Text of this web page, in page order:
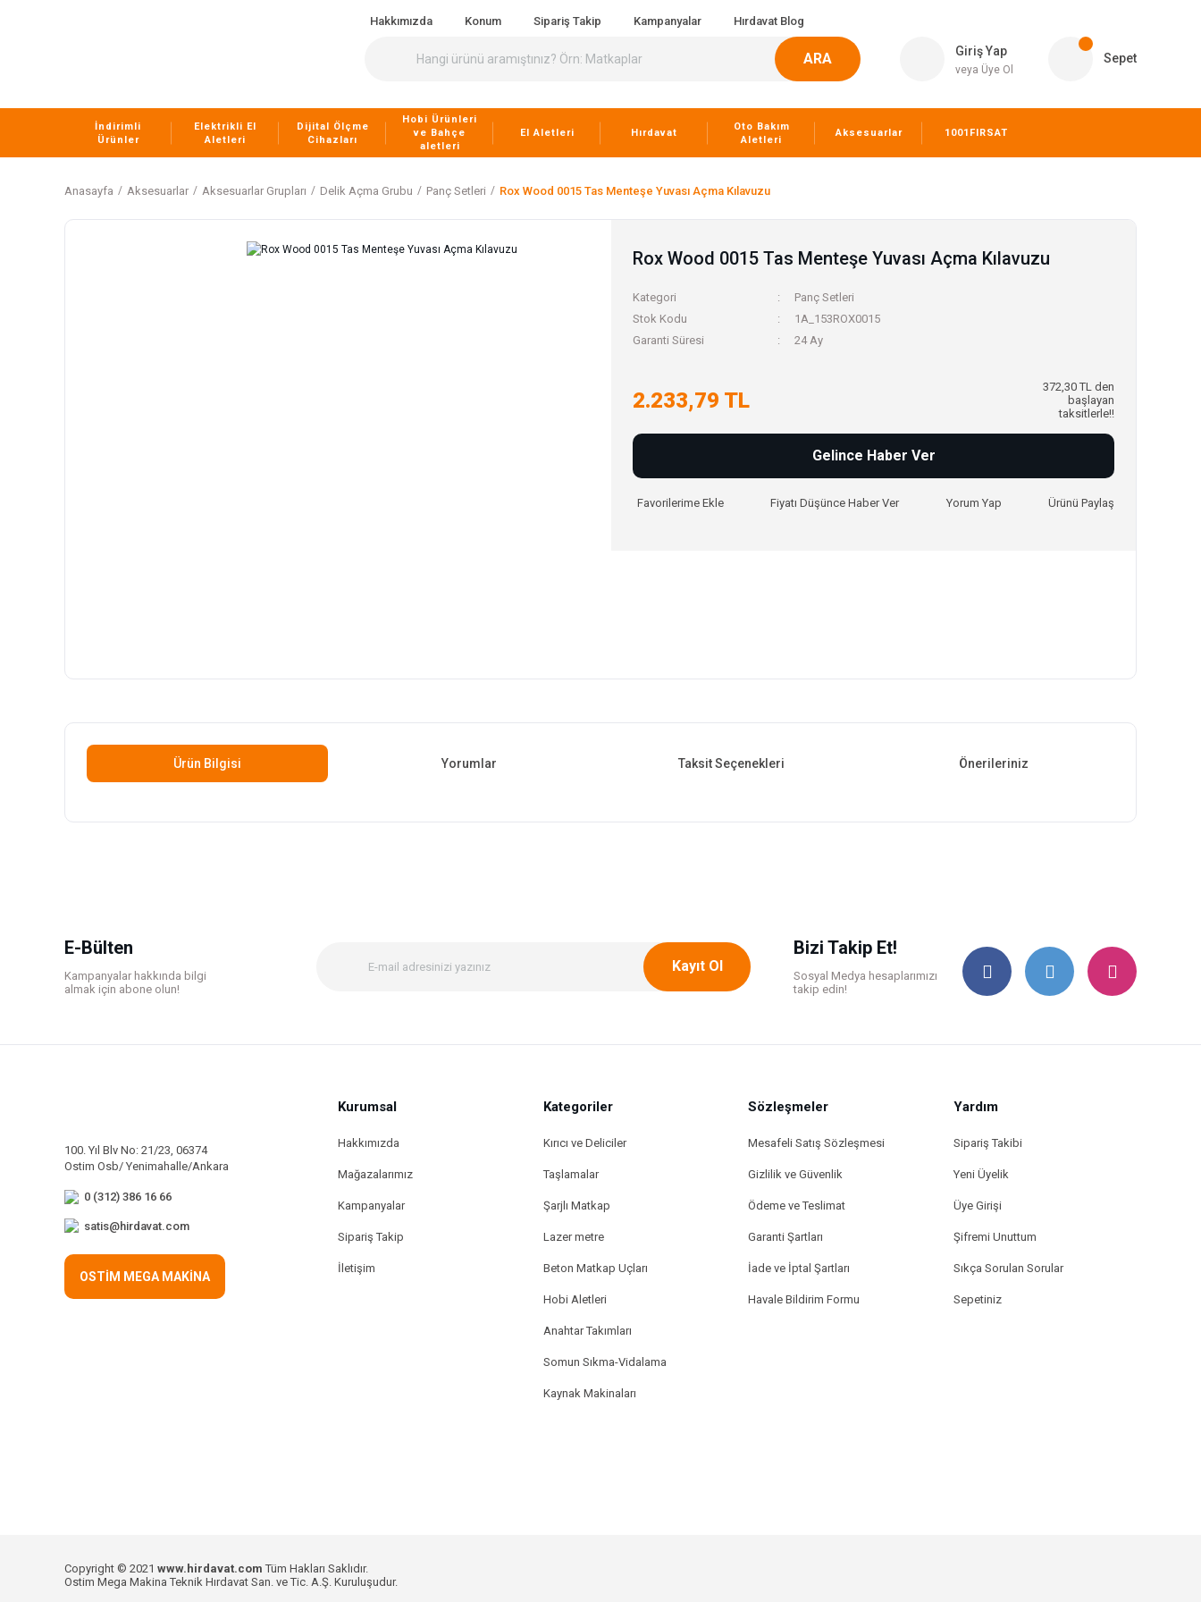
Hakkımızda Konum Sipariş Takip Kampanyalar Hırdavat Blog
ARA Giriş Yap
veya Üye Ol
Sepet
İndirimli
Ürünler
Elektrikli El
Aletleri
Dijital Ölçme
Cihazları
Hobi Ürünleri
ve Bahçe
aletleri
El Aletleri Hırdavat
Oto Bakım
Aletleri
Aksesuarlar 1001FIRSAT
Anasayfa Aksesuarlar Aksesuarlar Grupları Delik Açma Grubu Panç Setleri Rox Wood 0015 Tas Menteşe Yuvası Açma Kılavuzu
Rox Wood 0015 Tas Menteşe Yuvası Açma Kılavuzu
Kategori
Panç Setleri
Stok Kodu
1A_153ROX0015
Garanti Süresi
24 Ay
2.233,79 TL
372,30 TL den
başlayan
taksitlerle!!
Gelince Haber Ver
Fiyatı Düşünce Haber Ver Yorum Yap Ürünü Paylaş
Ürün Bilgisi Yorumlar Taksit Seçenekleri Önerileriniz
Bu ürünün fiyat bilgisi, resim, ürün açıklamalarında ve diğer konularda yetersiz gördüğünüz noktaları öneri formunu kullanarak tarafımıza iletebilirsiniz.
Bu ürüne benzer farklı alternatifler olmalı.
Gönder
E-Bülten
Kampanyalar hakkında bilgi
almak için abone olun!
Kayıt Ol
Bizi Takip Et!
Sosyal Medya hesaplarımızı
takip edin!
100. Yıl Blv No: 21/23, 06374
Ostim Osb/ Yenimahalle/Ankara
0 (312) 386 16 66
satis@hirdavat.com
OSTİM MEGA MAKİNA
Kurumsal
Hakkımızda
Mağazalarımız
Kampanyalar
Sipariş Takip
İletişim
Kategoriler
Kırıcı ve Deliciler
Taşlamalar
Şarjlı Matkap
Lazer metre
Beton Matkap Uçları
Hobi Aletleri
Anahtar Takımları
Somun Sıkma-Vidalama
Kaynak Makinaları
Sözleşmeler
Mesafeli Satış Sözleşmesi
Gizlilik ve Güvenlik
Ödeme ve Teslimat
Garanti Şartları
İade ve İptal Şartları
Havale Bildirim Formu
Yardım
Sipariş Takibi
Yeni Üyelik
Üye Girişi
Şifremi Unuttum
Sıkça Sorulan Sorular
Sepetiniz
Copyright © 2021 www.hirdavat.com Tüm Hakları Saklıdır.
Ostim Mega Makina Teknik Hırdavat San. ve Tic. A.Ş. Kuruluşudur.